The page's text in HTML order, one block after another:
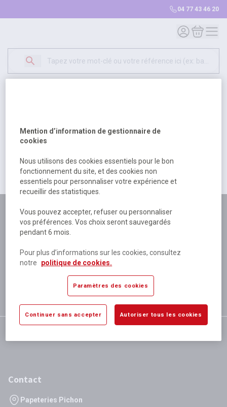
04 77 43 46 20
Mon compte
Mon
500
excuser pour la gêne occasionée.
Retour Retour à l'accueil
Plus de 180 personnes
à votre écoute
Plus de 80 000 références
disponibles
Expédition le jour même
si validation avant 12h
satisfaction totale
Contact
Papeteries Pichon
Mention d’information de gestionnaire de
cookies
Nous utilisons des cookies essentiels pour le bon
fonctionnement du site, et des cookies non
essentiels pour personnaliser votre expérience et
recueillir des statistiques.
Vous pouvez accepter, refuser ou personnaliser
vos préférences. Vos choix seront sauvegardés
pendant 6 mois.
Pour plus d’informations sur les cookies, consultez
notre
politique de cookies.
Paramètres des cookies
Continuer sans accepter Autoriser tous les cookies